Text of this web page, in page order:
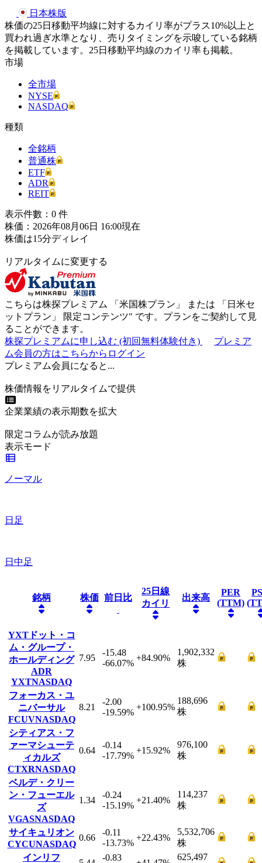
日本株版
株価の25日移動平均線に対するカイリ率がプラス10%以上と
買われ過ぎ水準となり、売りタイミングを示唆している銘柄
を掲載しています。25日移動平均線のカイリ率も掲載。
市場
全市場
NYSE
NASDAQ
種類
全銘柄
普通株
ETF
ADR
REIT
表示件數： 0 件
株価：2026年08月06日 16:00現在
株価は15分ディレイ
リアルタイムに変更する
こちらは株探プレミアム 「 米国株プラン 」 または 「 日米セ
ットプラン 」 限定コンテンツ" です。プランをご契約して見
ることができます。
株探プレミアムに申し込む (初回無料体験付き)
プレミア
ム会員の方はこちらからログイン
プレミアム会員になると...
株価情報をリアルタイムで提供
企業業績の表示期数を拡大
限定コラムが読み放題
表示モード
ノーマル
日足
日中足
銘柄 株価 前日比
25日線
カイリ
出来高
PER
(TTM)
YXTドット・コ
ム・グループ・
ホールディング
ADR
YXTNASDAQ
7.95
-15.48
-66.07%
+84.90%
1,902,332
株
フォーカス・ユ
ニバーサル
FCUVNASDAQ
8.21
-2.00
-19.59%
+100.95%
188,696
株
シティアス・フ
ァーマシューテ
ィカルズ
CTXRNASDAQ
0.64
-0.14
-17.79%
+15.92%
976,100
株
ベルデ・クリー
ン・フューエル
ズ
VGASNASDAQ
1.34
-0.24
-15.19%
+21.40%
114,237
株
サイキュリオン
CYCUNASDAQ
0.66
-0.11
-13.73%
+22.43%
5,532,706
株
インリフ
-0.83
625,497